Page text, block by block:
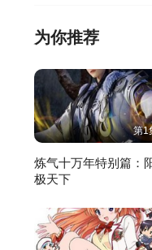
为你推荐
第1
炼气十万年特别篇：
极天下